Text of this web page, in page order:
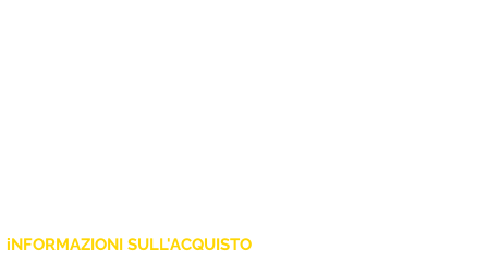
iNFORMAZIONI SULL'ACQUISTO